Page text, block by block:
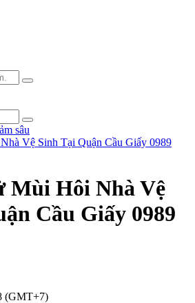
Mùi Hôi Nhà Vệ
Cầu Giấy 0989
(GMT+7)